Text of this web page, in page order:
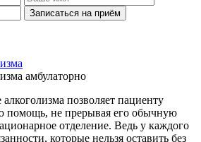
Записаться на приём
амбулаторно
позволяет пациенту
помощь, не прерывая его обычную
отделение. Ведь у каждого
которые нельзя оставить без